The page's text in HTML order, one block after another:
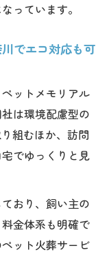
っています。
でエコ対応も可
ットメモリアル
は環境配慮型の
組むほか、訪問
でゆっくりと見
おり、飼い主の
金体系も明確で
ット火葬サービ